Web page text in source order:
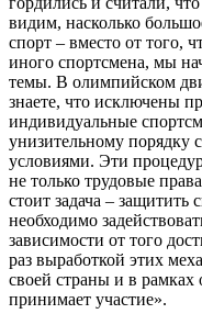
видим, насколько
спорт – вместо от того,
иного спортсмена, мы
темы. В олимпийском
знаете, что исключены
индивидуальные
унизительному порядку
условиями. Эти
не только трудовые
стоит задача –
необходимо
зависимости от того
раз выработкой этих
своей страны и в
принимает участие».